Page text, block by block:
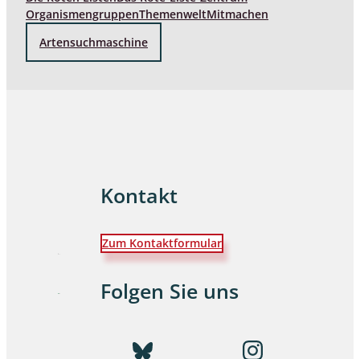
OrganismengruppenThemenweltMitmachen
Artensuchmaschine
Kontakt
Zum Kontaktformular
Folgen Sie uns